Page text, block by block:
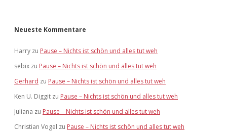
Neueste Kommentare
Harry zu Pause – Nichts ist schön und alles tut weh
sebix zu Pause – Nichts ist schön und alles tut weh
Gerhard zu Pause – Nichts ist schön und alles tut weh
Ken U. Diggit zu Pause – Nichts ist schön und alles tut weh
Juliana zu Pause – Nichts ist schön und alles tut weh
Christian Vogel zu Pause – Nichts ist schön und alles tut weh